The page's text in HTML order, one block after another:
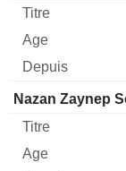
Nazan Zaynep